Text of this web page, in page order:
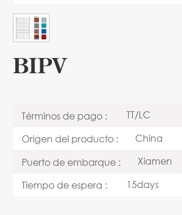
BIPV
Términos de pago :
TT/LC
Origen del producto :
China
Puerto de embarque :
Xiamen
Tiempo de espera :
15days